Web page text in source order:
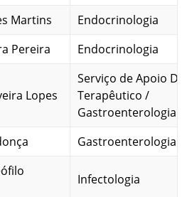
Martins
Endocrinologia
Pereira
Endocrinologia
Lopes
Serviço de Apoio
Terapêutico /
Gastroenterologia
Gastroenterologia
Infectologia